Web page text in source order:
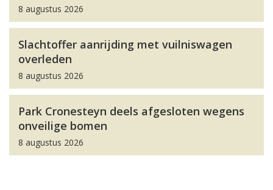
8 augustus 2026
Slachtoffer aanrijding met vuilniswagen
overleden
8 augustus 2026
Park Cronesteyn deels afgesloten wegens
onveilige bomen
8 augustus 2026